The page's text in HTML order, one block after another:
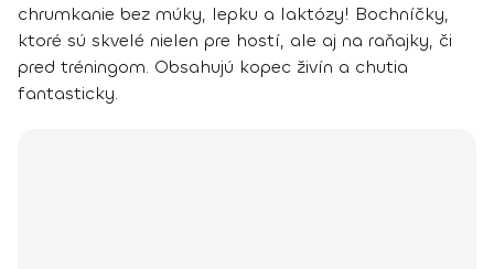
chrumkanie bez múky, lepku a laktózy! Bochníčky,
ktoré sú skvelé nielen pre hostí, ale aj na raňajky, či
pred tréningom. Obsahujú kopec živín a chutia
fantasticky.